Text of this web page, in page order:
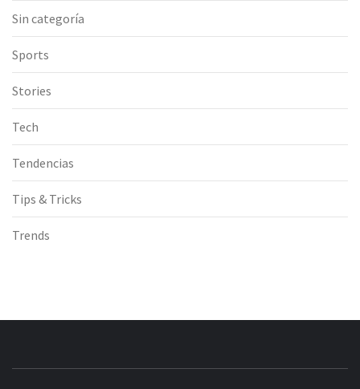
Sin categoría
Sports
Stories
Tech
Tendencias
Tips & Tricks
Trends